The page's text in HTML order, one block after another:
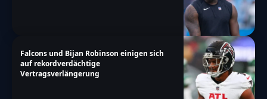
Falcons und Bijan Robinson einigen sich
auf rekordverdächtige
Vertragsverlängerung